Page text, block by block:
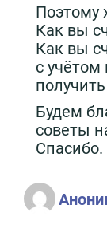
Поэтому
Как вы
Как вы
с
Будем
советы
Спасибо.